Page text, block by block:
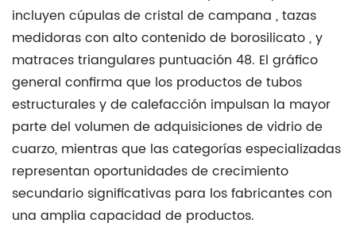
incluyen cúpulas de cristal de campana ,tazas
medidoras con alto contenido de borosilicato, y
matraces triangulares puntuación 48. El gráfico
general confirma que los productos de tubos
estructurales y de calefacción impulsan la mayor
parte del volumen de adquisiciones de vidrio de
cuarzo, mientras que las categorías especializadas
representan oportunidades de crecimiento
secundario significativas para los fabricantes con
una amplia capacidad de productos.